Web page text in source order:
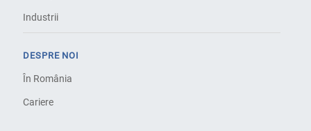
Industrii
DESPRE NOI
În România
Cariere